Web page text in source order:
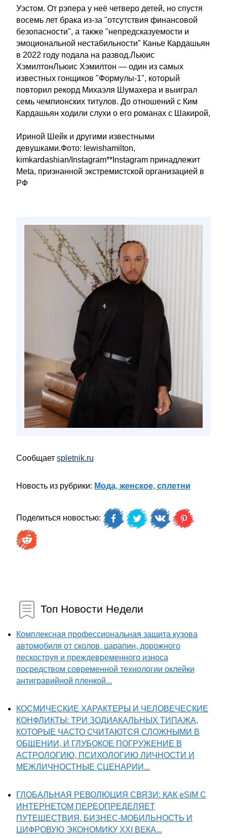
Уэстом. От рэпера у неё четверо детей, но спустя
восемь лет брака из-за "отсутствия финансовой
безопасности", а также "непредсказуемости и
эмоциональной нестабильности" Канье Кардашьян
в 2022 году подала на развод.Льюис
ХэмилтонЛьюис Хэмилтон — один из самых
известных гонщиков "Формулы-1", который
повторил рекорд Михаэля Шумахера и выиграл
семь чемпионских титулов. До отношений с Ким
Кардашьян ходили слухи о его романах с Шакирой,
Ириной Шейк и другими известными
девушками.Фото: lewishamilton,
kimkardashian/Instagram**Instagram принадлежит
Meta, признанной экстремистской организацией в
РФ
Сообщает spletnik.ru
Новость из рубрики: Мода, женское, сплетни
Поделиться новостью:
Топ Новости Недели
Комплексная профессиональная защита кузова
автомобиля от сколов, царапин, дорожного
пескоструя и преждевременного износа
посредством современной технологии оклейки
антигравийной пленкой...
КОСМИЧЕСКИЕ ХАРАКТЕРЫ И ЧЕЛОВЕЧЕСКИЕ
КОНФЛИКТЫ: ТРИ ЗОДИАКАЛЬНЫХ ТИПАЖА,
КОТОРЫЕ ЧАСТО СЧИТАЮТСЯ СЛОЖНЫМИ В
ОБЩЕНИИ, И ГЛУБОКОЕ ПОГРУЖЕНИЕ В
АСТРОЛОГИЮ, ПСИХОЛОГИЮ ЛИЧНОСТИ И
МЕЖЛИЧНОСТНЫЕ СЦЕНАРИИ...
ГЛОБАЛЬНАЯ РЕВОЛЮЦИЯ СВЯЗИ: КАК eSIM С
ИНТЕРНЕТОМ ПЕРЕОПРЕДЕЛЯЕТ
ПУТЕШЕСТВИЯ, БИЗНЕС-МОБИЛЬНОСТЬ И
ЦИФРОВУЮ ЭКОНОМИКУ XXI ВЕКА...